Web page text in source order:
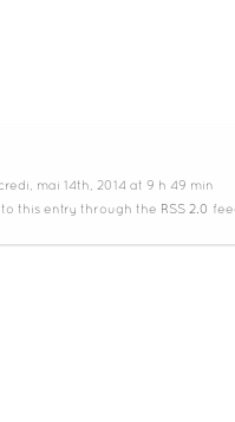
mai 14th, 2014 at 9 h 49 min
this entry through the RSS 2.0